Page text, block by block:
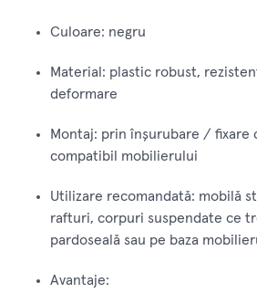
Culoare: negru
Material: plastic robust,
deformare
Montaj: prin înşurubare / fixare
compatibil mobilierului
Utilizare recomandată: mobilă
rafturi, corpuri suspendate ce
pardoseală sau pe baza
Avantaje: